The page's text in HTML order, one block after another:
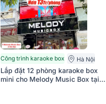
Công trình karaoke box Hà Nội
Lắp đặt 12 phòng karaoke box
mini cho Melody Music Box tại